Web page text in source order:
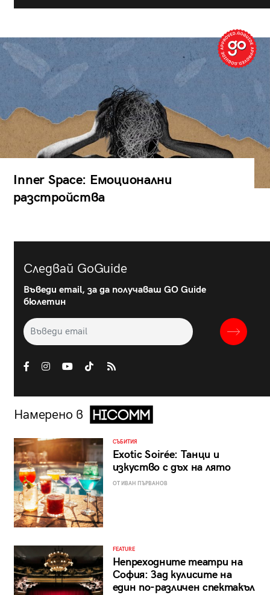
Inner Space: Емоционални
разстройства
Следвай GoGuide
Въведи email, за да получаваш GO Guide
бюлетин
Намерено в
СЪБИТИЯ
Exotic Soirée: Танци и
изкуство с дъх на лято
ОТ ИВАН ПЪРВАНОВ
FEATURE
Непреходните театри на
София: Зад кулисите на
един по-различен спектакъл